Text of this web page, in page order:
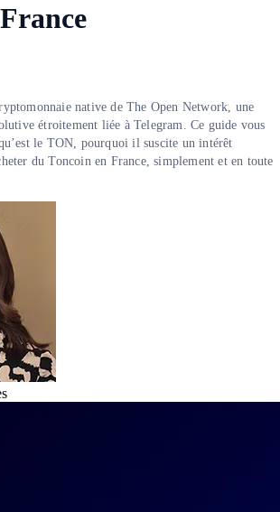
native de The Open Network, une
étroitement liée à Telegram. Ce guide vous
le TON, pourquoi il suscite un intérêt
du Toncoin en France, simplement et en toute